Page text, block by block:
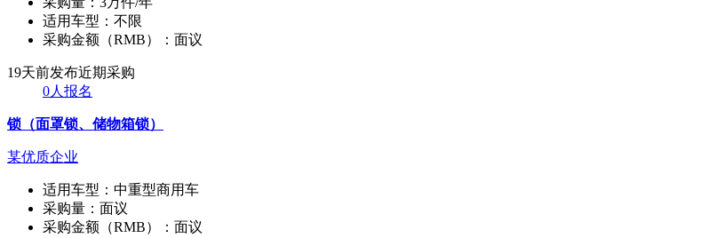
适用车型： 不限
采购金额（RMB）： 面议
19天前发布近期采购
0人报名
锁（面罩锁、储物箱锁）
某优质企业
适用车型： 中重型商用车
采购量： 面议
采购金额（RMB）： 面议